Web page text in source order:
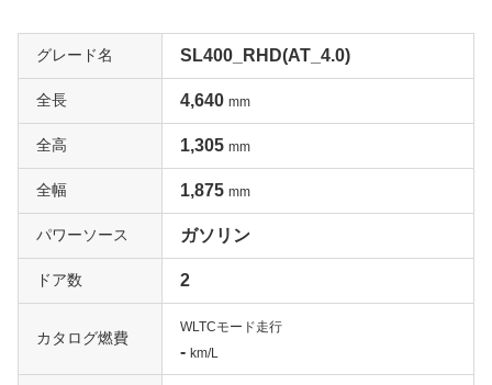
グレード名 SL400_RHD(AT_4.0)
全長 4,640 mm
全高 1,305 mm
全幅 1,875 mm
パワーソース ガソリン
ドア数 2
カタログ燃費
WLTCモード走行
- km/L